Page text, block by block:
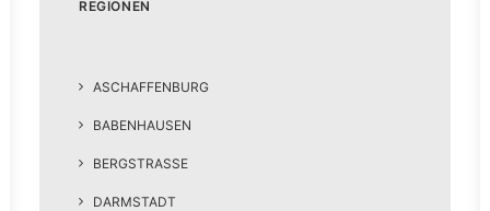
REGIONEN
ASCHAFFENBURG
BABENHAUSEN
BERGSTRASSE
DARMSTADT